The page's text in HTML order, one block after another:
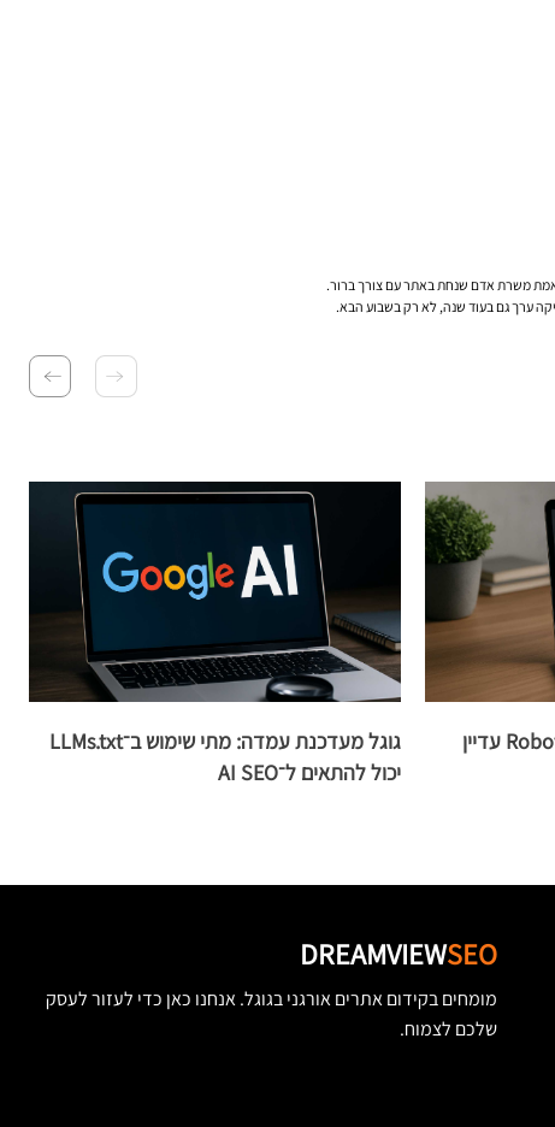
ערך גם בעוד שנה, לא רק בשבוע הבא.
למה עמודים שחסומים ב־Robots.txt עדיין
גוגל מעדכנת עמדה: מתי שימוש ב־LLMs.txt
יכול להתאים ל־AI SEO
DREAMVIEWSEO
מומחים בקידום אתרים אורגני בגוגל. אנחנו כאן כדי לעזור לעסק
שלכם לצמוח.